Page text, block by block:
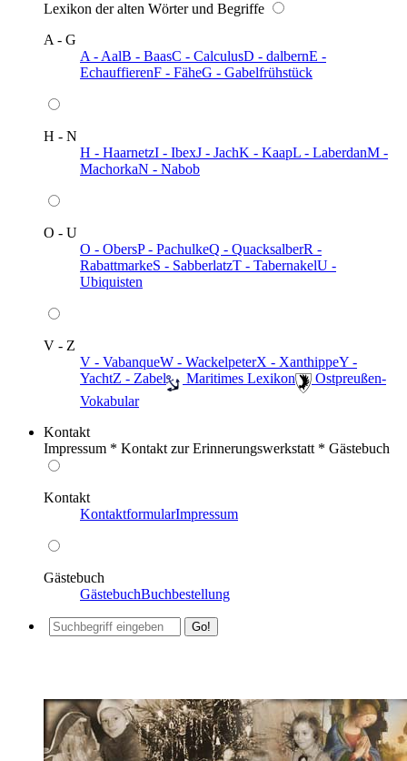
Lexikon der alten Wörter und Begriffe
A - G
A - AalB - BaasC - CalculusD - dalbernE -
EchauffierenF - FäheG - Gabelfrühstück
H - N
H - HaarnetzI - IbexJ - JachK - KaapL - LaberdanM -
MachorkaN - Nabob
O - U
O - ObersP - PachulkeQ - QuacksalberR -
RabattmarkeS - SabberlatzT - TabernakelU -
Ubiquisten
V - Z
V - VabanqueW - WackelpeterX - XanthippeY -
YachtZ - Zabel ️ Maritimes Lexikon
️ Ostpreußen-
Vokabular
Kontakt
Impressum * Kontakt zur Erinnerungswerkstatt * Gästebuch
Kontakt
KontaktformularImpressum
Gästebuch
GästebuchBuchbestellung